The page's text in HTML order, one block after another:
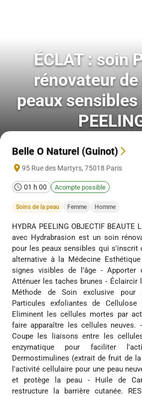
ÉCLAT : soin
rénovateur de
peaux sensibles
Belle O Naturel (Guinot)
95 Rue des Martyrs, 75018 Paris
01 h 00 Acompte possible
Soins de la peau Femme Homme
HYDRA PEELING OBJECTIF BEAUTE
avec Hydrabrasion est un soin
pour les peaux sensibles qui s'inscrit
alternative à la Médecine
signes visibles de l’âge - Apporter
Atténuer les taches brunes - Éclaircir
Méthode de Soin exclusive
Particules exfoliantes de Cellulose
Eliminent les cellules mortes par
faire apparaître les cellules neuves.
Coupe les liaisons entre les
enzymatique pour faciliter
Dermostimulines (extrait de fruit de
l'activité cellulaire pour une peau
et protège la peau - Huile de
restructure la barrière cutanée.